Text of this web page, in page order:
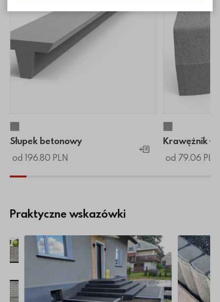
Słupek betonowy
Słupek betonowy
od 196.80 PLN
Dodaj do koszyka
Krawężnik
Krawężnik
od 79.06 PLN
Praktyczne wskazówki
brukowej
Więcej o Jak zrobić schody z krawężników?
Więcej o